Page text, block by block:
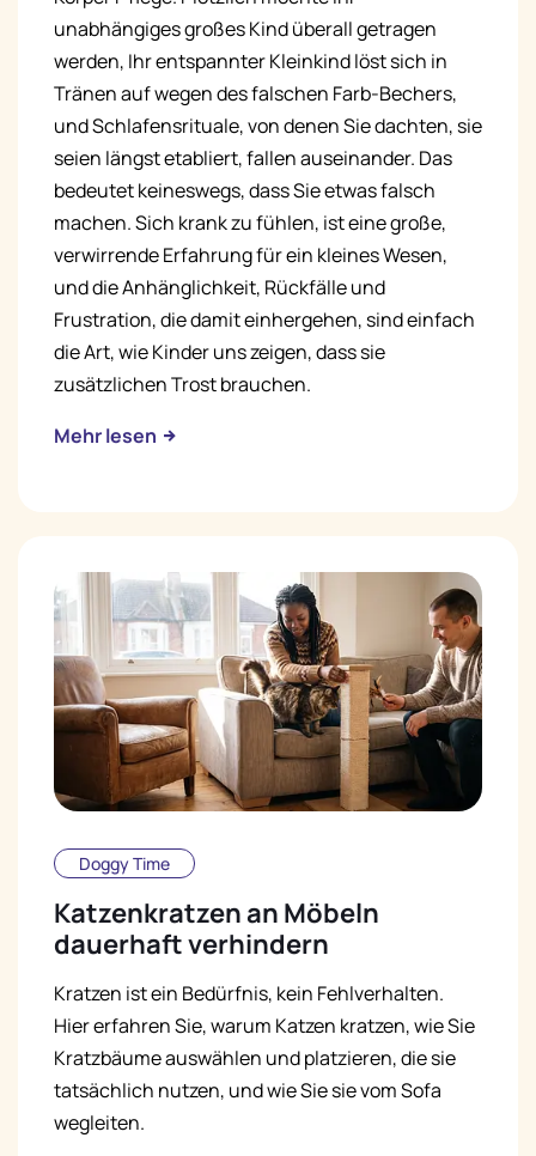
unabhängiges großes Kind überall getragen
werden, Ihr entspannter Kleinkind löst sich in
Tränen auf wegen des falschen Farb-Bechers,
und Schlafensrituale, von denen Sie dachten, sie
seien längst etabliert, fallen auseinander. Das
bedeutet keineswegs, dass Sie etwas falsch
machen. Sich krank zu fühlen, ist eine große,
verwirrende Erfahrung für ein kleines Wesen,
und die Anhänglichkeit, Rückfälle und
Frustration, die damit einhergehen, sind einfach
die Art, wie Kinder uns zeigen, dass sie
zusätzlichen Trost brauchen.
Mehr lesen
Doggy Time
Katzenkratzen an Möbeln
dauerhaft verhindern
Kratzen ist ein Bedürfnis, kein Fehlverhalten.
Hier erfahren Sie, warum Katzen kratzen, wie Sie
Kratzbäume auswählen und platzieren, die sie
tatsächlich nutzen, und wie Sie sie vom Sofa
wegleiten.